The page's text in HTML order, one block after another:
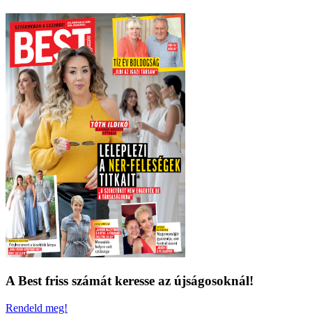
A Best friss számát keresse az újságosoknál!
Rendeld meg!